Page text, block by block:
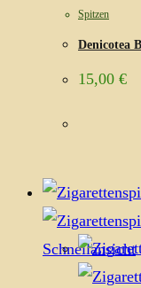
Spitzen
Denicotea
15,00 €
Schnellansicht